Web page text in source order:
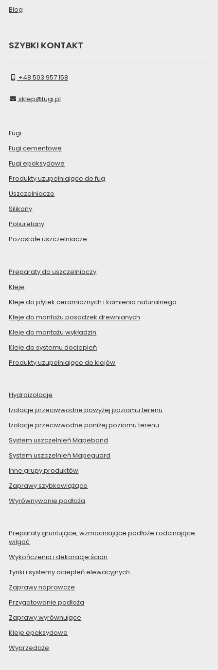
Blog
SZYBKI KONTAKT
+48 503 957 158
sklep@fugi.pl
Fugi
Fugi cementowe
Fugi epoksydowe
Produkty uzupełniające do fug
Uszczelniacze
Silikony
Poliuretany
Pozostałe uszczelniacze
Preparaty do uszczelniaczy
Kleje
Kleje do płytek ceramicznych i kamienia naturalnego
Kleje do montażu posadzek drewnianych
Kleje do montażu wykładzin
Kleje do systemu dociepleń
Produkty uzupełniające do klejów
Hydroizolacje
Izolacje przeciwwodne powyżej poziomu terenu
Izolacje przeciwwodne poniżej poziomu terenu
System uszczelnień Mapeband
System uszczelnień Mapeguard
Inne grupy produktów
Zaprawy szybkowiążące
Wyrównywanie podłoża
Preparaty gruntujące, wzmacniające podłoże i odcinające
wilgoć
Wykończenia i dekoracje ścian
Tynki i systemy ociepleń elewacyjnych
Zaprawy naprawcze
Przygotowanie podłoża
Zaprawy wyrównujące
Kleje epoksydowe
Wyprzedaże